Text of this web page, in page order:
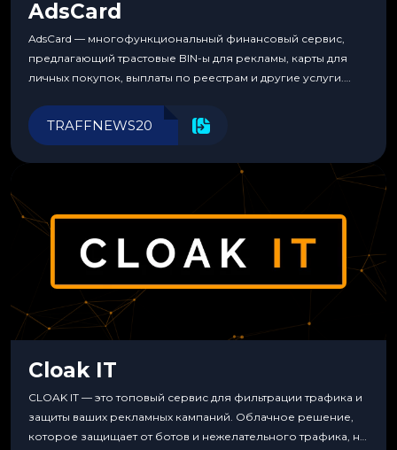
AdsCard
AdsCard — многофункциональный финансовый сервис,
предлагающий трастовые BIN-ы для рекламы, карты для
личных покупок, выплаты по реестрам и другие услуги.
инструменты для управления финансами.
TRAFFNEWS20
Cloak IT
CLOAK IT — это топовый сервис для фильтрации трафика и
защиты ваших рекламных кампаний. Облачное решение,
которое защищает от ботов и нежелательного трафика, не